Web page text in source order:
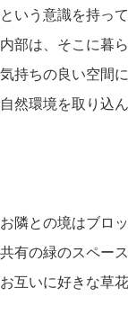
という意識を持っ
内部は、そこに暮
気持ちの良い空間に
自然環境を取り込
お隣との境はブロ
共有の緑のスペー
お互いに好きな草